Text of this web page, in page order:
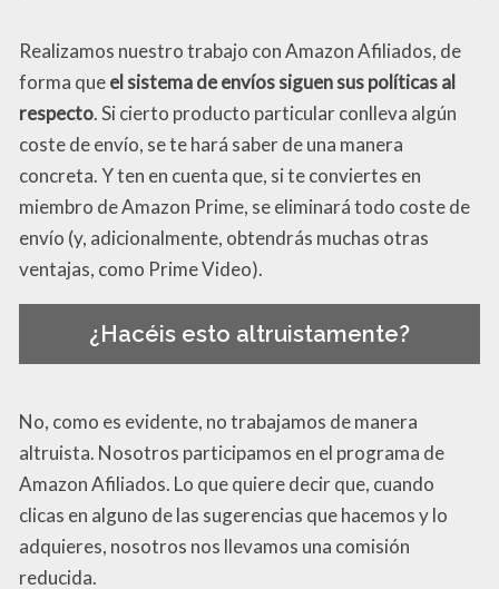
Realizamos nuestro trabajo con Amazon Afiliados, de
forma queel sistema de envíos siguen sus políticas al
respecto. Si cierto producto particular conlleva algún
coste de envío, se te hará saber de una manera
concreta. Y ten en cuenta que, si te conviertes en
miembro de Amazon Prime, se eliminará todo coste de
envío (y, adicionalmente, obtendrás muchas otras
ventajas, como Prime Video).
¿Hacéis esto altruistamente?
No, como es evidente, no trabajamos de manera
altruista. Nosotros participamos en el programa de
Amazon Afiliados. Lo que quiere decir que, cuando
clicas en alguno de las sugerencias que hacemos y lo
adquieres, nosotros nos llevamos una comisión
reducida.